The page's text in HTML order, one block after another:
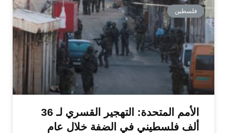
فلسطين
الأمم المتحدة: التهجير القسري لـ 36
ألف فلسطيني في الضفة خلال عام